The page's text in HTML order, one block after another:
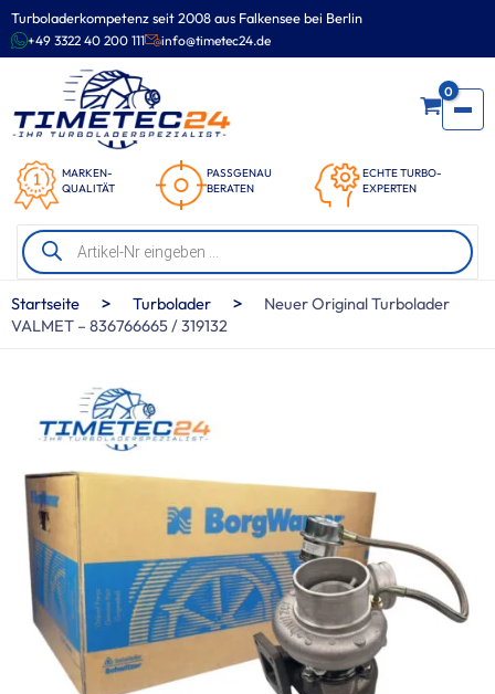
Turboladerkompetenz seit 2008 aus Falkensee bei Berlin
+49 3322 40 200 111 info@timetec24.de
MARKEN-
QUALITÄT
PASSGENAU
BERATEN
ECHTE TURBO-
EXPERTEN
0
Products
search
Zum
Inhalt
springen
Startseite > Turbolader >
Neuer Original Turbolader
VALMET – 836766665 / 319132